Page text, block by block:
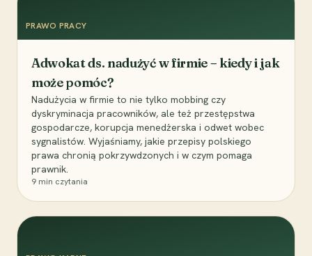
PRAWO PRACY
Adwokat ds. nadużyć w firmie – kiedy i jak
może pomóc?
Nadużycia w firmie to nie tylko mobbing czy
dyskryminacja pracowników, ale też przestępstwa
gospodarcze, korupcja menedżerska i odwet wobec
sygnalistów. Wyjaśniamy, jakie przepisy polskiego
prawa chronią pokrzywdzonych i w czym pomaga
prawnik.
9 min czytania